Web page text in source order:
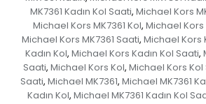
MK7361 Kadın Kol Saati, Michael Kors
Michael Kors MK7361 Kol, Michael Kors
Michael Kors MK7361 Saati, Michael Kors
Kadın Kol, Michael Kors Kadın Kol Saati,
Saati, Michael Kors Kol, Michael Kors Kol
Saati, Michael MK7361, Michael MK7361
Kadın Kol, Michael MK7361 Kadın Kol